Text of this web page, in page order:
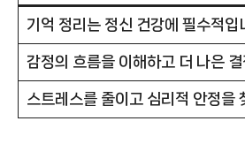
기억 정리는 정신 건강에 필수적입
감정의 흐름을 이해하고 더 나은 결
스트레스를 줄이고 심리적 안정을